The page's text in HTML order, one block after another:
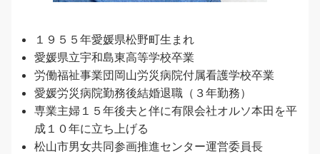
１９５５年愛媛県松野町生まれ
愛媛県立宇和島東高等学校卒業
労働福祉事業団岡山労災病院付属看護学校卒業
愛媛労災病院勤務後結婚退職（３年勤務）
専業主婦１５年後夫と伴に有限会社オルソ本田を平
成１０年に立ち上げる
松山市男女共同参画推進センター運営委員長